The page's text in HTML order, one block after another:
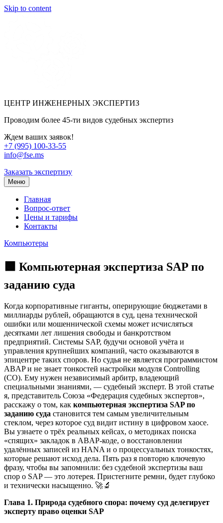
Skip to content
ЦЕНТР ИНЖЕНЕРНЫХ ЭКСПЕРТИЗ
Проводим более 45-ти видов судебных экспертиз
Ждем ваших заявок!
+7 (995) 100-33-55
info@fse.ms
Заказать экспертизу
Меню
Главная
Вопрос-ответ
Цены и тарифы
Контакты
Компьютеры
🟩 Компьютерная экспертиза SAP по
заданию суда
Когда корпоративные гиганты, оперирующие бюджетами в
миллиарды рублей, обращаются в суд, цена технической
ошибки или мошеннической схемы может исчисляться
десятками лет лишения свободы и банкротством
предприятий. Системы SAP, будучи основой учёта и
управления крупнейших компаний, часто оказываются в
эпицентре таких споров. Но судья не является программистом
ABAP и не знает тонкостей настройки модуля Controlling
(CO). Ему нужен независимый арбитр, владеющий
специальными знаниями, — судебный эксперт. В этой статье
я, представитель Союза «Федерация судебных экспертов»,
расскажу о том, как компьютерная экспертиза SAP по
заданию суда становится тем самым увеличительным
стеклом, через которое суд видит истину в цифровом хаосе.
Вы узнаете о трёх реальных кейсах, о методиках поиска
«спящих» закладок в ABAP-коде, о восстановлении
удалённых записей из HANA и о процессуальных тонкостях,
которые решают исход дела. Пять раз я повторю ключевую
фразу, чтобы вы запомнили: без судебной экспертизы ваш
спор о SAP — это лотерея. Пристегните ремни, будет глубоко
и технически насыщенно. 🚀🔬
Глава 1. Природа судебного спора: почему суд делегирует
эксперту право оценки SAP